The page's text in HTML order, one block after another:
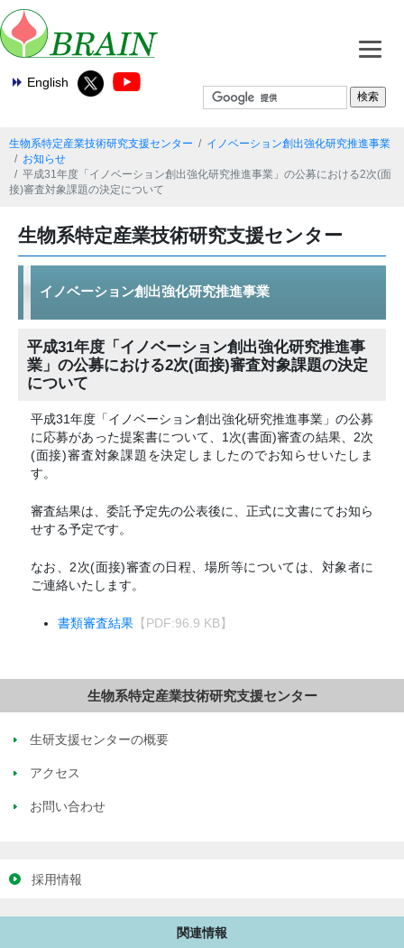
English
生物系特定産業技術研究支援センター
イノベーション創出強化研究推進事業
お知らせ
平成31年度「イノベーション創出強化研究推進事業」の公募における2次(面
接)審査対象課題の決定について
生物系特定産業技術研究支援センター
イノベーション創出強化研究推進事業
平成31年度「イノベーション創出強化研究推進事
業」の公募における2次(面接)審査対象課題の決定
について
平成31年度「イノベーション創出強化研究推進事業」の公募
に応募があった提案書について、1次(書面)審査の結果、2次
(面接)審査対象課題を決定しましたのでお知らせいたしま
す。
審査結果は、委託予定先の公表後に、正式に文書にてお知ら
せする予定です。
なお、2次(面接)審査の日程、場所等については、対象者に
ご連絡いたします。
書類審査結果【PDF:96.9 KB】
生物系特定産業技術研究支援センター
生研支援センターの概要
アクセス
お問い合わせ
採用情報
関連情報